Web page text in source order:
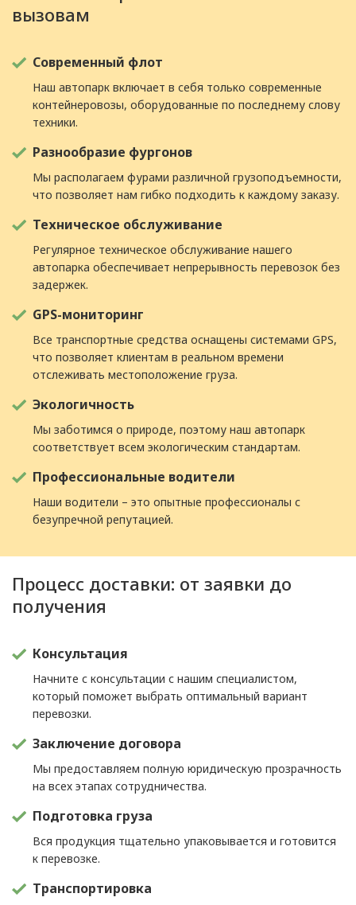
вызовам
Современный флот
Наш автопарк включает в себя только современные
контейнеровозы, оборудованные по последнему слову
техники.
Разнообразие фургонов
Мы располагаем фурами различной грузоподъемности,
что позволяет нам гибко подходить к каждому заказу.
Техническое обслуживание
Регулярное техническое обслуживание нашего
автопарка обеспечивает непрерывность перевозок без
задержек.
GPS-мониторинг
Все транспортные средства оснащены системами GPS,
что позволяет клиентам в реальном времени
отслеживать местоположение груза.
Экологичность
Мы заботимся о природе, поэтому наш автопарк
соответствует всем экологическим стандартам.
Профессиональные водители
Наши водители – это опытные профессионалы с
безупречной репутацией.
Процесс доставки: от заявки до
получения
Консультация
Начните с консультации с нашим специалистом,
который поможет выбрать оптимальный вариант
перевозки.
Заключение договора
Мы предоставляем полную юридическую прозрачность
на всех этапах сотрудничества.
Подготовка груза
Вся продукция тщательно упаковывается и готовится
к перевозке.
Транспортировка